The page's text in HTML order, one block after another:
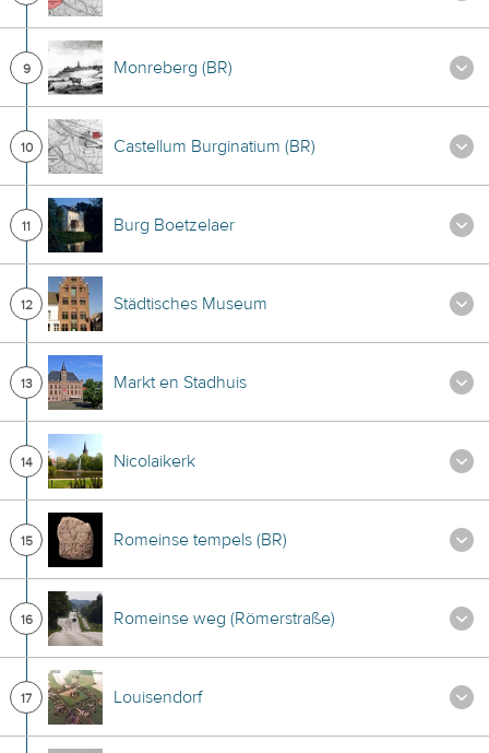
9 Monreberg (BR)
10 Castellum Burginatium (BR)
11 Burg Boetzelaer
12 Städtisches Museum
13 Markt en Stadhuis
14 Nicolaikerk
15 Romeinse tempels (BR)
16 Romeinse weg (Römerstraße)
17 Louisendorf